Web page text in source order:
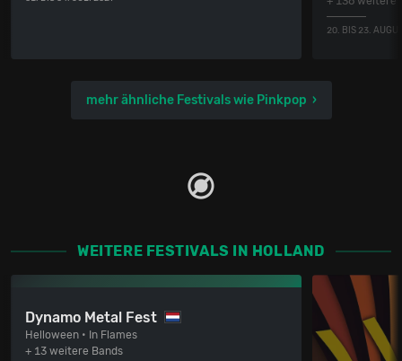
20. BIS 23.
mehr ähnliche Festivals wie Pinkpop
WEITERE FESTIVALS IN HOLLAND
Dynamo Metal Fest
Helloween • In Flames
+ 13 weitere Bands